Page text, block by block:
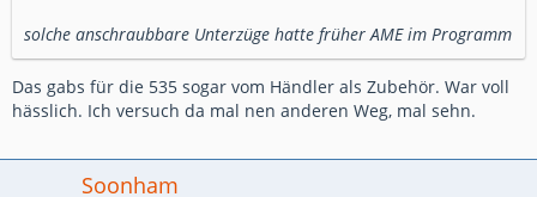
solche anschraubbare Unterzüge hatte früher AME im Programm
Das gabs für die 535 sogar vom Händler als Zubehör. War voll
hässlich. Ich versuch da mal nen anderen Weg, mal sehn.
Soonham